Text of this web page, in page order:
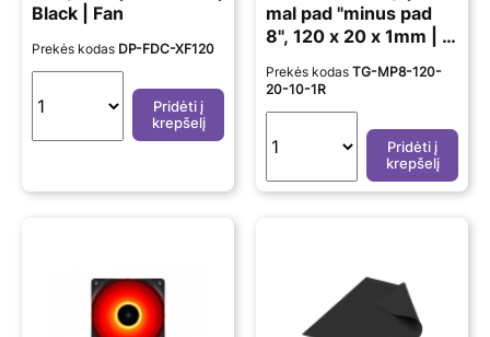
Black | Fan
Prekės kodas DP-FDC-XF120
Pridėti į
krepšelį
mal pad "minus pad
8", 120 x 20 x 1mm | u
ns minus pad 8: W/mK
e: -100°C / +250°C
Prekės kodas TG-MP8-120-
20-10-1R
Pridėti į
krepšelį